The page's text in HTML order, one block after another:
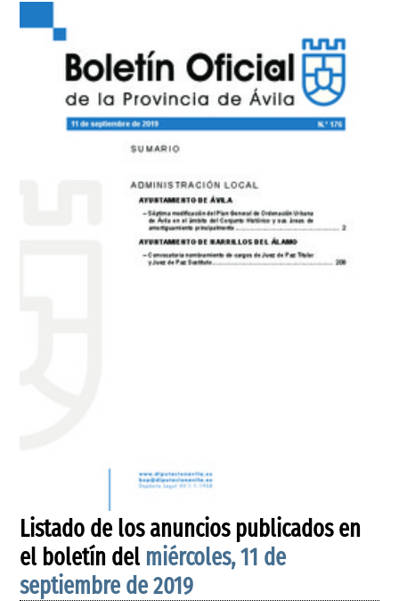
Listado de los anuncios publicados en
el boletín del miércoles, 11 de
septiembre de 2019